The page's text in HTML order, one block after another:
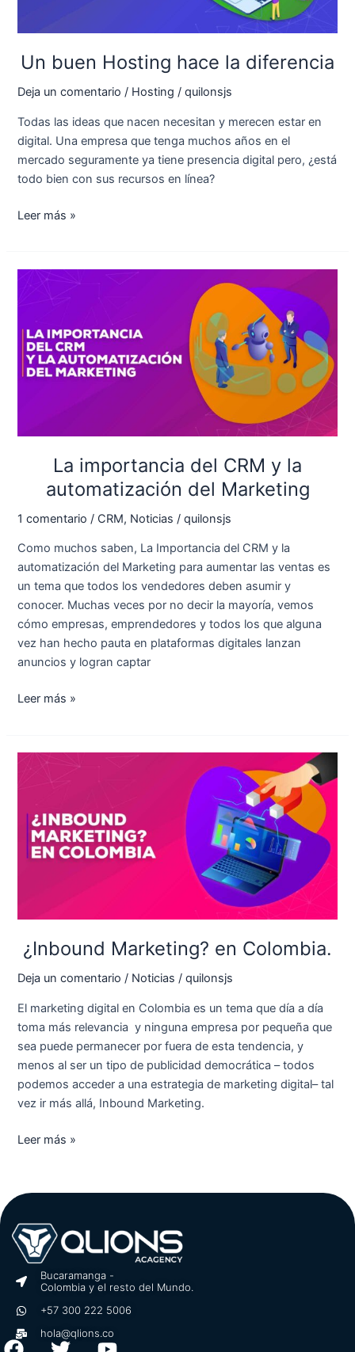
Un buen Hosting hace la diferencia
Deja un comentario / Hosting /quilonsjs
Todas las ideas que nacen necesitan y merecen estar en
digital. Una empresa que tenga muchos años en el
mercado seguramente ya tiene presencia digital pero, ¿está
todo bien con sus recursos en línea?
Leer más »
La importancia del CRM y la
automatización del Marketing
1 comentario / CRM, Noticias /quilonsjs
Como muchos saben, La Importancia del CRM y la
automatización del Marketing para aumentar las ventas es
un tema que todos los vendedores deben asumir y
conocer. Muchas veces por no decir la mayoría, vemos
cómo empresas, emprendedores y todos los que alguna
vez han hecho pauta en plataformas digitales lanzan
anuncios y logran captar
importancia
CRM
la
Leer más »
¿Inbound Marketing? en Colombia.
Deja un comentario / Noticias /quilonsjs
El marketing digital en Colombia es un tema que día a día
toma más relevancia y ninguna empresa por pequeña que
sea puede permanecer por fuera de esta tendencia, y
menos al ser un tipo de publicidad democrática – todos
podemos acceder a una estrategia de marketing digital– tal
vez ir más allá, Inbound Marketing.
¿Inbound
Marketing?
Colombia.
Leer más »
Bucaramanga -
Colombia y el resto del Mundo.
+57 300 222 5006
hola@qlions.co